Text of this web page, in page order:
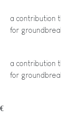
a contribution
for
a contribution
for
€